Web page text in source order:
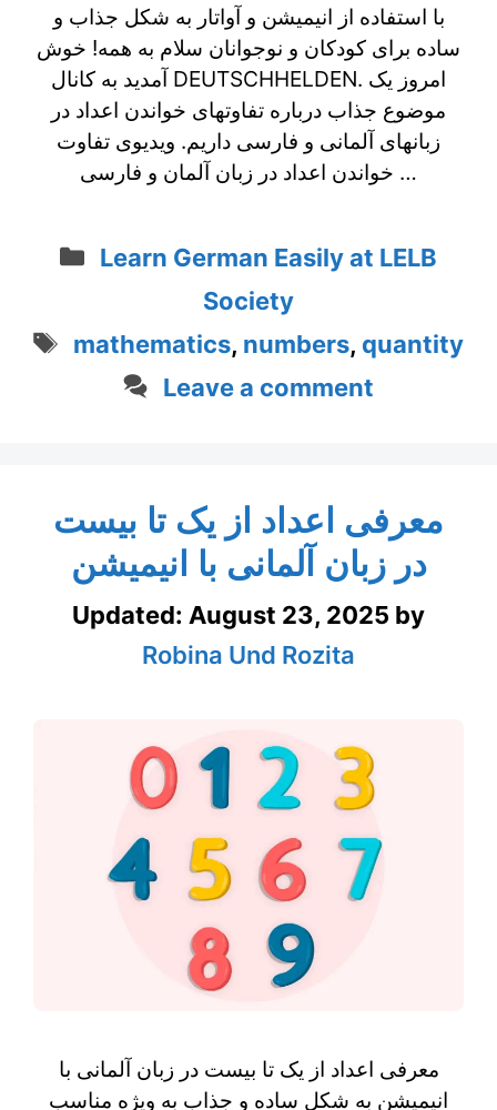
با استفاده از انیمیشن و آواتار به شکل جذاب و
ساده برای کودکان و نوجوانان سلام به همه! خوش
آمدید به کانال DEUTSCHHELDEN. امروز یک
موضوع جذاب درباره تفاوتهای خواندن اعداد در
زبانهای آلمانی و فارسی داریم. ویدیوی تفاوت
خواندن اعداد در زبان آلمان و فارسی …
Categories
Learn German Easily at LELB
Society
Tags
mathematics, numbers, quantity
Leave a comment
معرفی اعداد از یک تا بیست
در زبان آلمانی با انیمیشن
Updated: August 23, 2025 by
Robina Und Rozita
معرفی اعداد از یک تا بیست در زبان آلمانی با
انیمیشن به شکل ساده و جذاب به ویژه مناسب